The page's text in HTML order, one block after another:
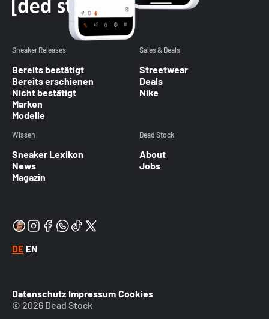
Sneaker Releases
Bereits bestätigt
Bereits erschienen
Nicht bestätigt
Marken
Modelle
Sales & Deals
Streetwear
Deals
Nike
Wissen
Sneaker Lexikon
News
Magazin
Dead Stock
About
Jobs
DE EN
Datenschutz Impressum Cookies
© 2026 Dead Stock